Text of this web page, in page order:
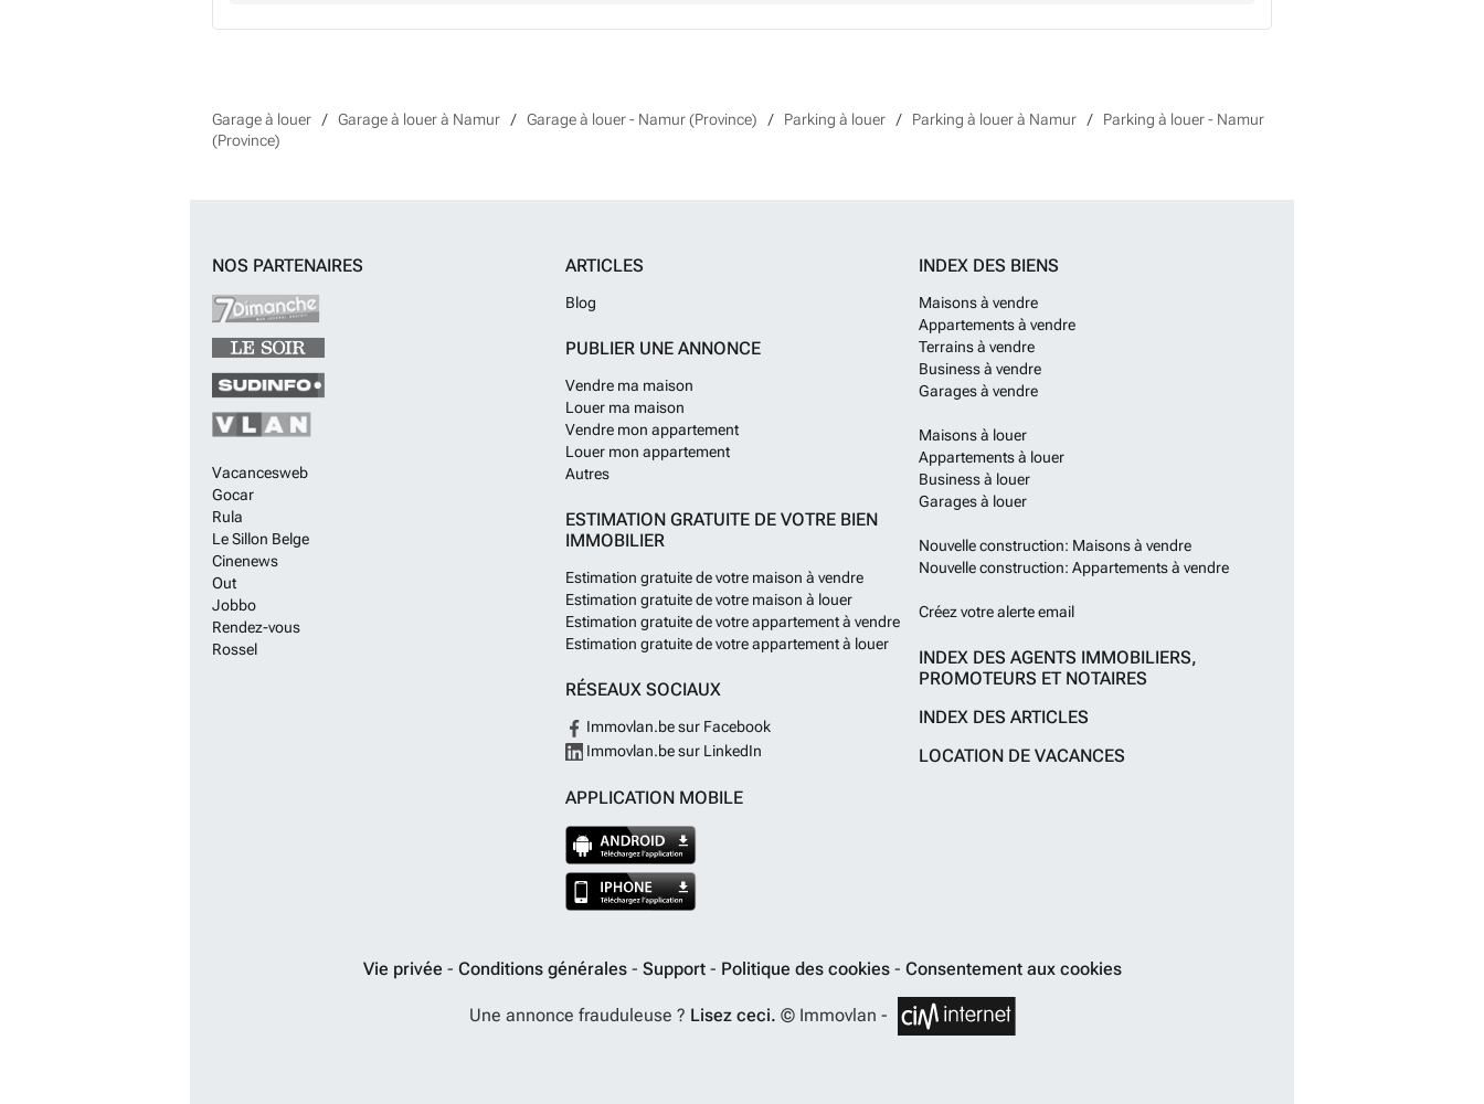
Garage à louer Garage à louer à Namur Garage à louer - Namur (Province) Parking à louer Parking à louer à Namur
Parking à louer - Namur
(Province)
NOS PARTENAIRES
Vacancesweb
Gocar
Rula
Le Sillon Belge
Cinenews
Out
Jobbo
Rendez-vous
Rossel
ARTICLES
Blog
PUBLIER UNE ANNONCE
Vendre ma maison
Louer ma maison
Vendre mon appartement
Louer mon appartement
Autres
ESTIMATION GRATUITE DE VOTRE BIEN
IMMOBILIER
Estimation gratuite de votre maison à vendre
Estimation gratuite de votre maison à louer
Estimation gratuite de votre appartement à vendre
Estimation gratuite de votre appartement à louer
RÉSEAUX SOCIAUX
Immovlan.be sur Facebook
Immovlan.be sur LinkedIn
APPLICATION MOBILE
INDEX DES BIENS
Maisons à vendre
Appartements à vendre
Terrains à vendre
Business à vendre
Garages à vendre
Maisons à louer
Appartements à louer
Business à louer
Garages à louer
Nouvelle construction: Maisons à vendre
Nouvelle construction: Appartements à vendre
Créez votre alerte email
INDEX DES AGENTS IMMOBILIERS,
PROMOTEURS ET NOTAIRES
INDEX DES ARTICLES
LOCATION DE VACANCES
Vie privée - Conditions générales - Support - Politique des cookies - Consentement aux cookies
Une annonce frauduleuse ? Lisez ceci. © Immovlan -